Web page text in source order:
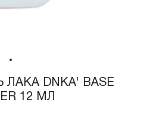
DNKA' BASE
12 МЛ